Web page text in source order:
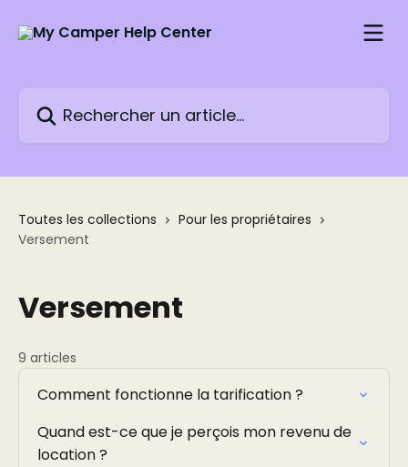
Toutes les collections
Pour les propriétaires
Versement
Versement
9 articles
Comment fonctionne la tarification ?
Quand est-ce que je perçois mon revenu de
location ?